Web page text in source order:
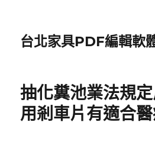
台北家具PDF編輯軟
抽化糞池業法規
用剎車片有適合